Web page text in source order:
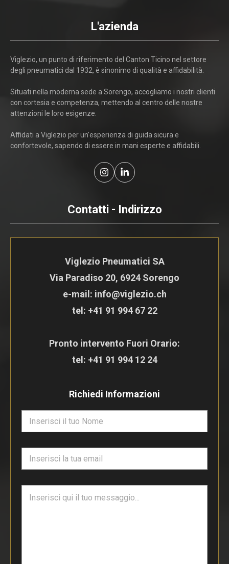
L'azienda
Viglezio, un punto di riferimento del Canton Ticino nel settore
degli pneumatici dal 1932, è sinonimo di qualità e affidabilità.
Situati nella moderna sede a Sorengo, accogliamo i nostri clienti
con cortesia e competenza, mettendo al centro delle nostre
attenzioni le loro esigenze.
Affidati a Viglezio per un'esperienza di guida sicura e
confortevole, sapendo di essere in mani esperte e affidabili.
Contatti - Indirizzo
Viglezio Pneumatici SA
Via Paradiso 20, 6924 Sorengo
e-mail: info@viglezio.ch
tel: +41 91 994 67 22
Pronto intervento Fuori Orario:
tel: +41 91 994 12 24
Richiedi Informazioni
m
a